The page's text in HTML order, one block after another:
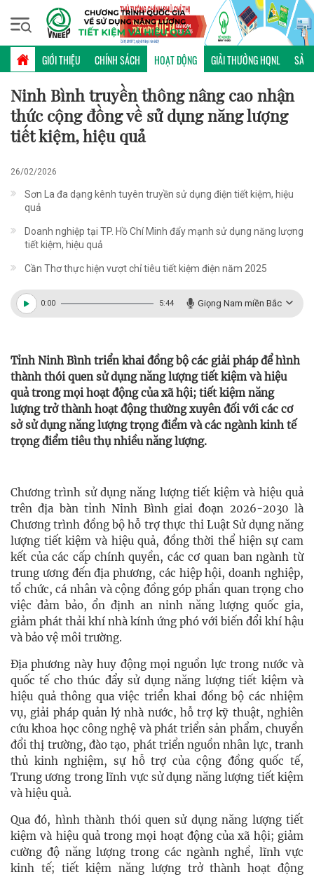
GIỚI THIỆU CHÍNH SÁCH HOẠT ĐỘNG GIẢI THƯỞNG HQNL SẢN
Chủ nhật, 09/08/2026 | 10:35 GMT+7
HOẠT ĐỘNG
Ninh Bình truyền thông nâng cao nhận
thức cộng đồng về sử dụng năng lượng
tiết kiệm, hiệu quả
26/02/2026
Sơn La đa dạng kênh tuyên truyền sử dụng điện tiết kiệm, hiệu
quả
Doanh nghiệp tại TP. Hồ Chí Minh đẩy mạnh sử dụng năng lượng
tiết kiệm, hiệu quả
Cần Thơ thực hiện vượt chỉ tiêu tiết kiệm điện năm 2025
0:00 5:44 Giọng Nam miền Bắc
Tỉnh Ninh Bình triển khai đồng bộ các giải pháp để hình
thành thói quen sử dụng năng lượng tiết kiệm và hiệu
quả trong mọi hoạt động của xã hội; tiết kiệm năng
lượng trở thành hoạt động thường xuyên đối với các cơ
sở sử dụng năng lượng trọng điểm và các ngành kinh tế
trọng điểm tiêu thụ nhiều năng lượng.
Chương trình sử dụng năng lượng tiết kiệm và hiệu quả
trên địa bàn tỉnh Ninh Bình giai đoạn 2026-2030 là
Chương trình đồng bộ hỗ trợ thực thi Luật Sử dụng năng
lượng tiết kiệm và hiệu quả, đồng thời thể hiện sự cam
kết của các cấp chính quyền, các cơ quan ban ngành từ
trung ương đến địa phương, các hiệp hội, doanh nghiệp,
tổ chức, cá nhân và cộng đồng góp phần quan trọng cho
việc đảm bảo, ổn định an ninh năng lượng quốc gia,
giảm phát thải khí nhà kính ứng phó với biến đổi khí hậu
và bảo vệ môi trường.
Địa phương này huy động mọi nguồn lực trong nước và
quốc tế cho thúc đẩy sử dụng năng lượng tiết kiệm và
hiệu quả thông qua việc triển khai đồng bộ các nhiệm
vụ, giải pháp quản lý nhà nước, hỗ trợ kỹ thuật, nghiên
cứu khoa học công nghệ và phát triển sản phẩm, chuyển
đổi thị trường, đào tạo, phát triển nguồn nhân lực, tranh
thủ kinh nghiệm, sự hỗ trợ của cộng đồng quốc tế,
Trung ương trong lĩnh vực sử dụng năng lượng tiết kiệm
và hiệu quả.
Qua đó, hình thành thói quen sử dụng năng lượng tiết
kiệm và hiệu quả trong mọi hoạt động của xã hội; giảm
cường độ năng lượng trong các ngành nghề, lĩnh vực
kinh tế; tiết kiệm năng lượng trở thành hoạt động